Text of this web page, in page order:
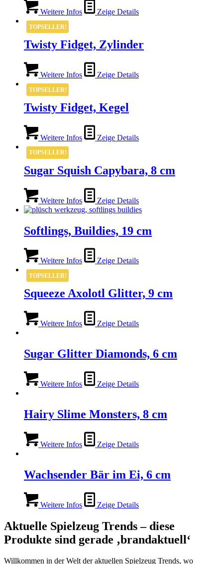
Weitere Infos Zeige Details
TOPSELLER!
Twisty Fidget, Zylinder
Weitere Infos Zeige Details
TOPSELLER!
Twisty Fidget, Kegel
Weitere Infos Zeige Details
TOPSELLER!
Sugar Squish Capybara, 8 cm
Weitere Infos Zeige Details
Softlings, Buildies, 19 cm
Weitere Infos Zeige Details
TOPSELLER!
Squeeze Axolotl Glitter, 9 cm
Weitere Infos Zeige Details
Sugar Glitter Diamonds, 6 cm
Weitere Infos Zeige Details
Hairy Slime Monsters, 8 cm
Weitere Infos Zeige Details
Wachsender Bär im Ei, 6 cm
Weitere Infos Zeige Details
Aktuelle Spielzeug Trends – diese
Produkte sind gerade ‚brandaktuell‘
Willkommen in der Welt der aktuellen Spielzeug Trends, wo